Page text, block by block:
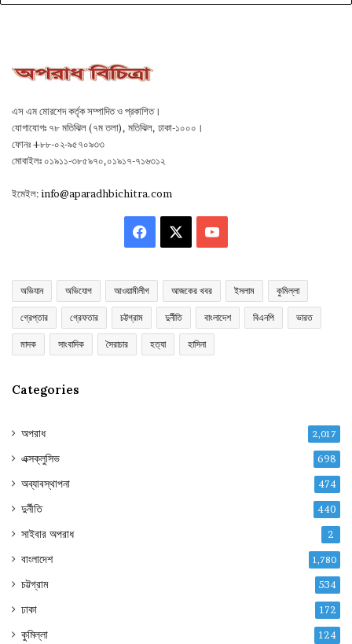
এস এম মোরশেদ কর্তৃক সম্পাদিত ও প্রকাশিত।
যোগাযোগঃ ৭৮ মতিঝিল (৭ম তলা), মতিঝিল, ঢাকা-১০০০।
ফোনঃ +৮৮-০২-৯৫৭০৯৩৩
মোবাইলঃ ০১৯১১-৩৮৫৯৭০,০১৯১৭-৭১৬৩১২
ইমেইল:info@aparadhbichitra.com
Facebook YouTube
অভিযান অভিযোগ আওয়ামীলীগ আজকের খবর ইসলাম কুমিল্লা
গ্রেপ্তার গ্রেফতার চট্টগ্রাম দুর্নীতি বাংলাদেশ বিএনপি ভারত
মাদক সাংবাদিক সৈরাচার হত্যা হাসিনা
Categories
অপরাধ 2,017
এক্সক্লুসিভ 698
অব্যাবস্থাপনা 474
দুর্নীতি 440
সাইবার অপরাধ 2
বাংলাদেশ 1,780
চট্টগ্রাম 534
ঢাকা 172
কুমিল্লা 124